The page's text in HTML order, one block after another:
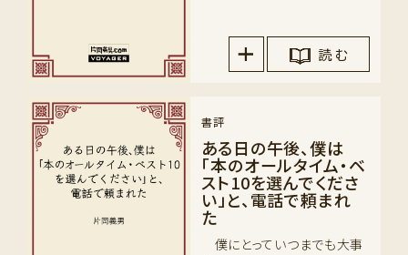
読 む
書評
ある日の午後、僕は
「本のオールタイム・ベ
スト10を選んでくださ
い」と、電話で頼まれ
た
僕にとっていつまでも大事